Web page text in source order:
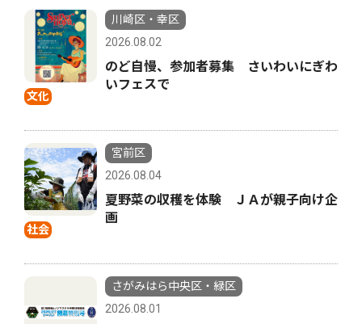
文化
川崎区・幸区
2026.08.02
のど自慢、参加者募集 さいわいにぎわ
いフェスで
社会
宮前区
2026.08.04
夏野菜の収穫を体験 ＪＡが親子向け企
画
さがみはら中央区・緑区
2026.08.01